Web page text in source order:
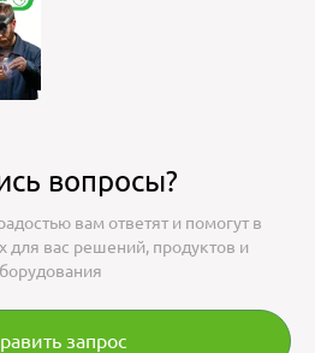
вопросы?
вам ответят и помогут в
вас решений, продуктов и
запрос